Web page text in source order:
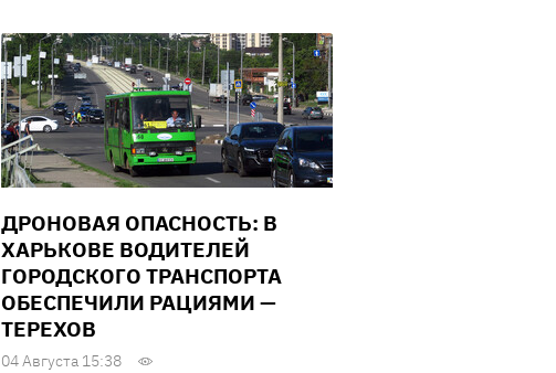
ДРОНОВАЯ ОПАСНОСТЬ: В
ХАРЬКОВЕ ВОДИТЕЛЕЙ
ГОРОДСКОГО ТРАНСПОРТА
ОБЕСПЕЧИЛИ РАЦИЯМИ —
ТЕРЕХОВ
04 Августа 15:38